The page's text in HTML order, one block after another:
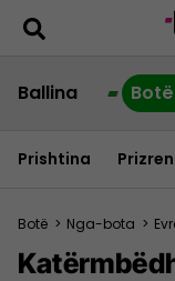
Ballina
Prishtina
Botë > Nga-bota >